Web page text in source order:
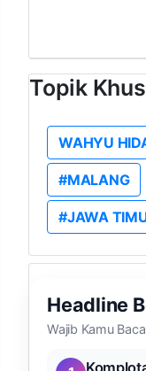
Topik
WAHYU
#MALANG
#JAWA
Headline
Wajib Kamu Baca